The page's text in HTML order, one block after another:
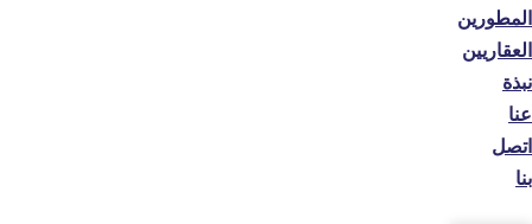
المطورين
العقاريين
نبذة
عنا
اتصل
بنا